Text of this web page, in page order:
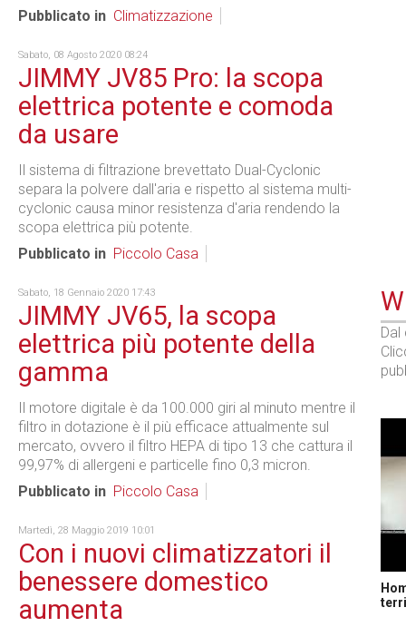
Pubblicato in Climatizzazione
Sabato, 08 Agosto 2020 08:24
JIMMY JV85 Pro: la scopa
elettrica potente e comoda
da usare
Il sistema di filtrazione brevettato Dual-Cyclonic
separa la polvere dall'aria e rispetto al sistema multi-
cyclonic causa minor resistenza d'aria rendendo la
scopa elettrica più potente.
Pubblicato in Piccolo Casa
Sabato, 18 Gennaio 2020 17:43
JIMMY JV65, la scopa
elettrica più potente della
gamma
Il motore digitale è da 100.000 giri al minuto mentre il
filtro in dotazione è il più efficace attualmente sul
mercato, ovvero il filtro HEPA di tipo 13 che cattura il
99,97% di allergeni e particelle fino 0,3 micron.
Pubblicato in Piccolo Casa
Martedì, 28 Maggio 2019 10:01
Con i nuovi climatizzatori il
benessere domestico
aumenta